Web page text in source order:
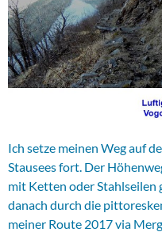
Ich setze meinen Weg auf
Stausees fort. Der
mit Ketten oder Stahlseilen
danach durch die
meiner Route 2017 via